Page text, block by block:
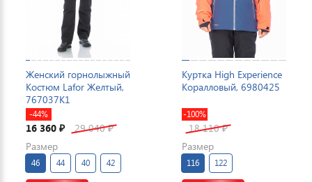
Женский горнолыжный
Костюм Lafor Желтый,
767037K1
-44%
16 360 ₽ 29 040₽
Размер
46 44 40 42
Куртка High Experience
Коралловый, 6980425
-100%
18 110₽
Размер
116 122